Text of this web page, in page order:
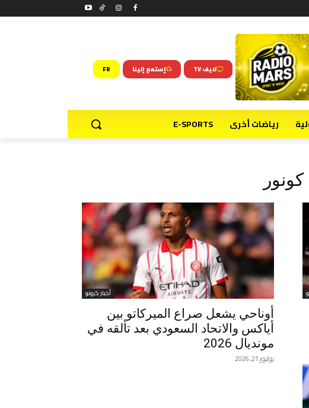
لايف TV إستمع إلينا FR
رياضات أخرى E-SPORTS
أخبار كرونو
أوناحي يشعل صراع الميركاتو بين
أياكس والاتحاد السعودي بعد تألقه في
مونديال 2026
يوليوز 21, 2026